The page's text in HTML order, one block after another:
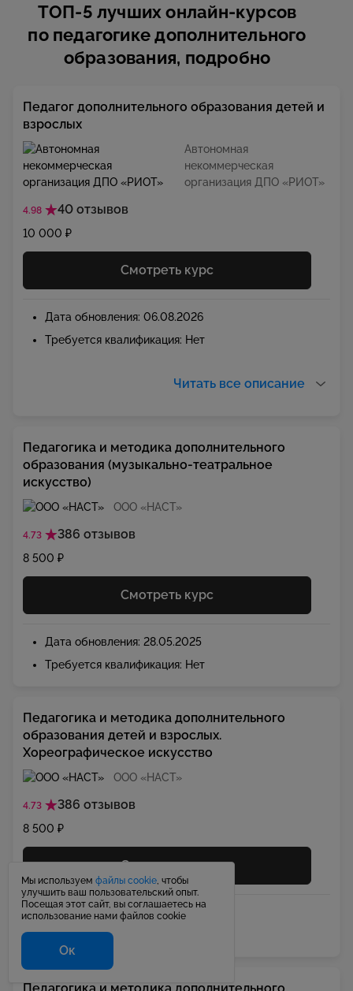
ТОП-5 лучших онлайн-курсов
по педагогике дополнительного
образования, подробно
Автономная
некоммерческая
организация ДПО «РИОТ»
4.98 40 отзывов
Педагог дополнительного образования детей и
взрослых
10 000 ₽
Смотреть курс
Дата обновления: 06.08.2026
Требуется квалификация: Нет
Читать все описание
ООО «НАСТ»
4.73 386 отзывов
Педагогика и методика дополнительного
образования (музыкально-театральное
искусство)
8 500 ₽
Смотреть курс
Дата обновления: 28.05.2025
Требуется квалификация: Нет
ООО «НАСТ»
4.73 386 отзывов
Педагогика и методика дополнительного
образования детей и взрослых.
Хореографическое искусство
8 500 ₽
Смотреть курс
Дата обновления: 28.05.2025
Требуется квалификация: Нет
Мы используем файлы cookie, чтобы
улучшить ваш пользовательский опыт.
Посещая этот сайт, вы соглашаетесь на
использование нами файлов cookie
Ок